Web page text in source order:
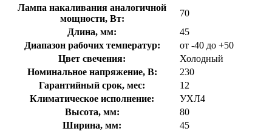
Лампа накаливания аналогичной
мощности, Вт:
70
Длина, мм:
45
Диапазон рабочих температур:
от -40 до +50
Цвет свечения:
Холодный
Номинальное напряжение, В:
230
Гарантийный срок, мес:
12
Климатическое исполнение:
УХЛ4
Высота, мм:
80
Ширина, мм:
45